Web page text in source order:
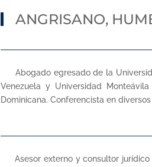
ANGRISANO,
Abogado egresado de la
Venezuela y Universidad
Dominicana. Conferencista en
Asesor externo y consultor jurídico